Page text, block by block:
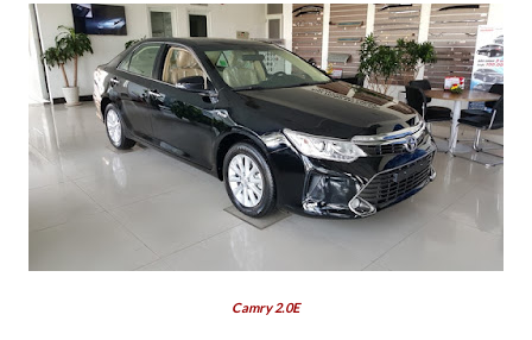
Camry 2.0E